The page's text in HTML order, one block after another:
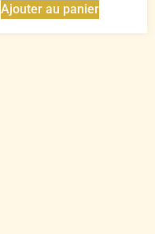
Ajouter au panier